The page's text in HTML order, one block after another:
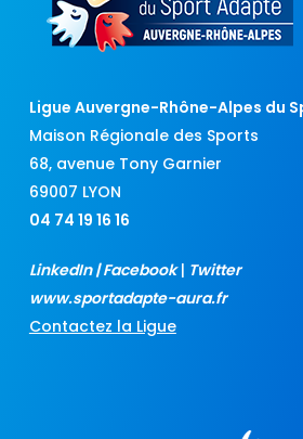
Ligue Auvergne-Rhône-Alpes du
Maison Régionale des Sports
68, avenue Tony Garnier
69007 LYON
04 74 19 16 16
LinkedIn|Facebook| Twitter
www.sportadapte-aura.fr
Contactez la Ligue